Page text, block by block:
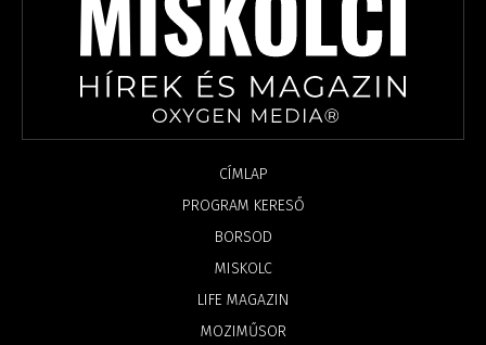
CÍMLAP
PROGRAM KERESŐ
BORSOD
MISKOLC
LIFE MAGAZIN
MOZIMŰSOR